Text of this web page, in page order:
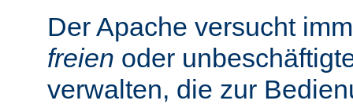
Der Apache versucht
freien oder
verwalten, die zur